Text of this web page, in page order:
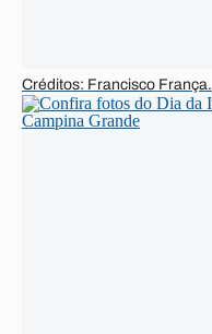
Créditos: Francisco França.